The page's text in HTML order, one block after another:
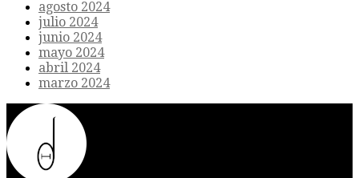
agosto 2024
julio 2024
junio 2024
mayo 2024
abril 2024
marzo 2024